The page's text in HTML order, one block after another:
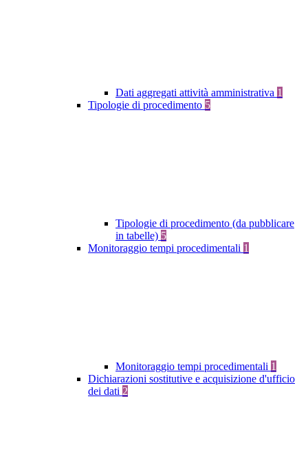
Dati aggregati attività amministrativa 1
Tipologie di procedimento 5
Tipologie di procedimento (da pubblicare
in tabelle) 5
Monitoraggio tempi procedimentali 1
Monitoraggio tempi procedimentali 1
Dichiarazioni sostitutive e acquisizione d'ufficio
dei dati 2